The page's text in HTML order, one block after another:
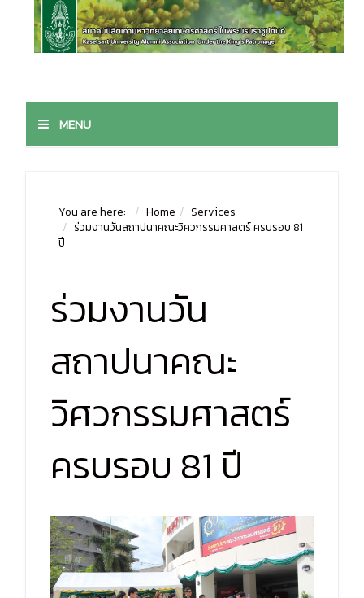
MENU
You are here: Home
Services
ร่วมงานวันสถาปนาคณะวิศวกรรมศาสตร์ ครบรอบ 81
ปี
ร่วมงานวัน
สถาปนาคณะ
วิศวกรรมศาสตร์
ครบรอบ 81 ปี